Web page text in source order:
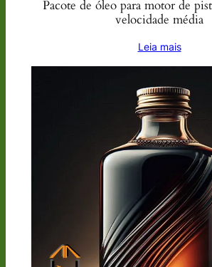
Pacote de óleo para motor de
velocidade média
Leia mais